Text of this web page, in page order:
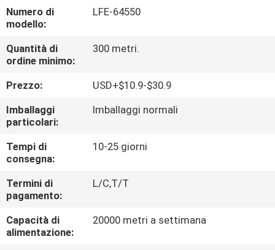
CONTROLLO
DI
QUALITÀ
CONTATTACI
NOTIZIE
RICHIEDERE
UN
PREVENTIVO
Numero di
modello:
LFE-64550
Quantità di
ordine minimo:
300 metri.
Prezzo:
USD+$10.9-$30.9
Imballaggi
particolari:
Imballaggi normali
Tempi di
consegna:
10-25 giorni
Termini di
pagamento:
L/C,T/T
Capacità di
alimentazione:
20000 metri a settimana